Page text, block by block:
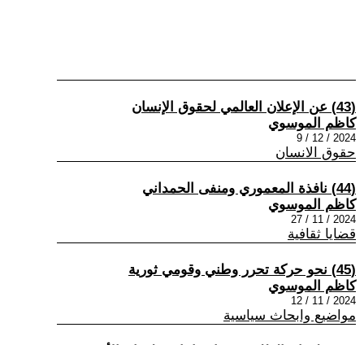
(43) ‎عن الإعلان العالمي لحقوق الإنسان
كاظم الموسوي
2024 / 12 / 9
حقوق الانسان
(44) نافذة المعموري ومنفى الحمداني
كاظم الموسوي
2024 / 11 / 27
قضايا ثقافية
(45) نحو حركة تحرر وطني وقومي ثورية
كاظم الموسوي
2024 / 11 / 12
مواضيع وابحاث سياسية